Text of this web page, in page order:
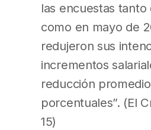
las encuestas tanto
como en mayo de
redujeron sus
incrementos
reducción
porcentuales”. (El
15)